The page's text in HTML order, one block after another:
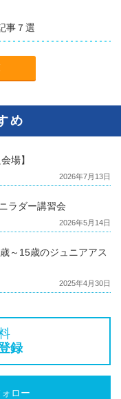
事７選
め
場】
2026年7月13日
ラダー講習会
2026年5月14日
～15歳のジュニアアス
2025年4月30日
録
ロー